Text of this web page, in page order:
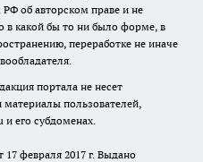
РФ об авторском праве и не
в какой бы то ни было форме, в
переработке не иначе
портала не несет
материалы пользователей,
его субдоменах.
17 февраля 2017 г. Выдано